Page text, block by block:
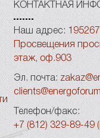
КОНТАКТНАЯ
Наш адрес:
Просвещения
этаж, оф.903
Эл. почта:
Телефон/факс:
+7 (812) 329-89-49